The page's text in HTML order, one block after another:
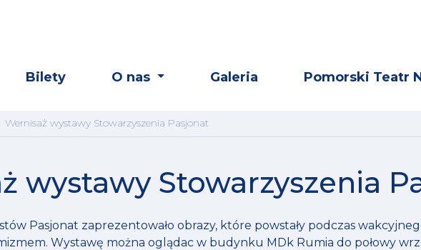
Bilety O nas Galeria Pomorski Teatr
Wernisaż wystawy Stowarzyszenia Pasjonat
wystawy Stowarzyszenia
Pasjonat zaprezentowało obrazy, które powstały podczas
Wystawę można oglądac w budynku MDk Rumia do połowy